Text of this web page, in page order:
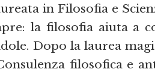
in Filosofia e
la filosofia aiuta a
Dopo la laurea
filosofica e